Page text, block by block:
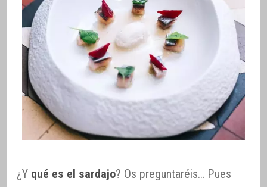
¿Y qué es el sardajo? Os preguntaréis… Pues